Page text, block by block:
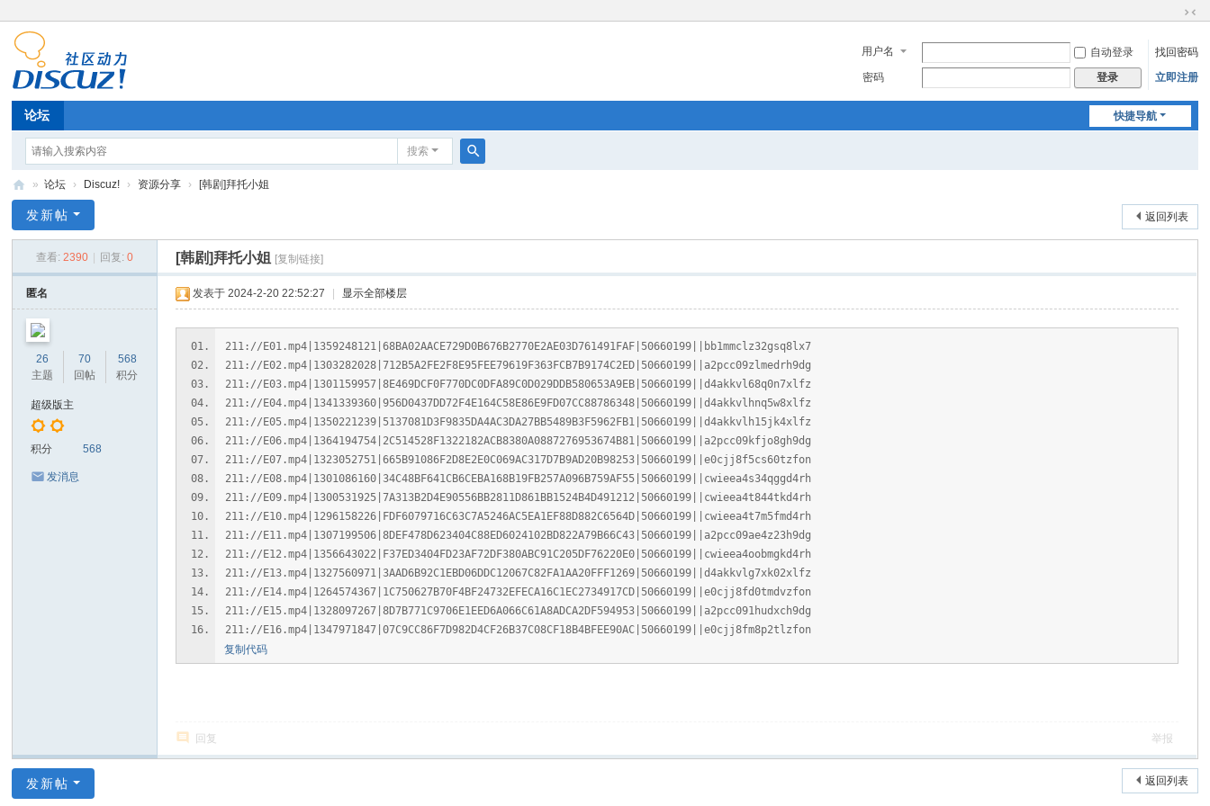
换
到
窄
用户名 自动登录
找回密码
密码
登录 立即注册
快捷导航
论坛
搜索
52
» 论坛 › Discuz! › 资源分享 › [韩剧]拜托小姐
返回列表
发新帖
查看: 2390 回复: 0 [韩剧]拜托小姐 [复制链接]
匿名
26
主题
70
回帖
568
积分
超级版主
积分 568
发消息
发表于 2024-2-20 22:52:27 显示全部楼层
211://E01.mp4|1359248121|68BA02AACE729D0B676B2770E2AE03D761491FAF|50660199||bb1mmclz32gsq8lx7
211://E02.mp4|1303282028|712B5A2FE2F8E95FEE79619F363FCB7B9174C2ED|50660199||a2pcc09zlmedrh9dg
211://E03.mp4|1301159957|8E469DCF0F770DC0DFA89C0D029DDB580653A9EB|50660199||d4akkvl68q0n7xlfz
211://E04.mp4|1341339360|956D0437DD72F4E164C58E86E9FD07CC88786348|50660199||d4akkvlhnq5w8xlfz
211://E05.mp4|1350221239|5137081D3F9835DA4AC3DA27BB5489B3F5962FB1|50660199||d4akkvlh15jk4xlfz
211://E06.mp4|1364194754|2C514528F1322182ACB8380A0887276953674B81|50660199||a2pcc09kfjo8gh9dg
211://E07.mp4|1323052751|665B91086F2D8E2E0C069AC317D7B9AD20B98253|50660199||e0cjj8f5cs60tzfon
211://E08.mp4|1301086160|34C48BF641CB6CEBA168B19FB257A096B759AF55|50660199||cwieea4s34qggd4rh
211://E09.mp4|1300531925|7A313B2D4E90556BB2811D861BB1524B4D491212|50660199||cwieea4t844tkd4rh
211://E10.mp4|1296158226|FDF6079716C63C7A5246AC5EA1EF88D882C6564D|50660199||cwieea4t7m5fmd4rh
211://E11.mp4|1307199506|8DEF478D623404C88ED6024102BD822A79B66C43|50660199||a2pcc09ae4z23h9dg
211://E12.mp4|1356643022|F37ED3404FD23AF72DF380ABC91C205DF76220E0|50660199||cwieea4oobmgkd4rh
211://E13.mp4|1327560971|3AAD6B92C1EBD06DDC12067C82FA1AA20FFF1269|50660199||d4akkvlg7xk02xlfz
211://E14.mp4|1264574367|1C750627B70F4BF24732EFECA16C1EC2734917CD|50660199||e0cjj8fd0tmdvzfon
211://E15.mp4|1328097267|8D7B771C9706E1EED6A066C61A8ADCA2DF594953|50660199||a2pcc091hudxch9dg
211://E16.mp4|1347971847|07C9CC86F7D982D4CF26B37C08CF18B4BFEE90AC|50660199||e0cjj8fm8p2tlzfon
复制代码
回复 举报
返回列表
发新帖